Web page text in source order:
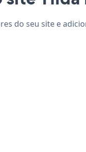
do seu site e